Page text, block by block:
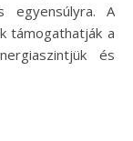
egyensúlyra. A
támogathatják a
és